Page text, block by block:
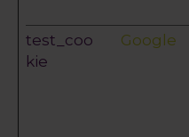
test_coo
kie
Google